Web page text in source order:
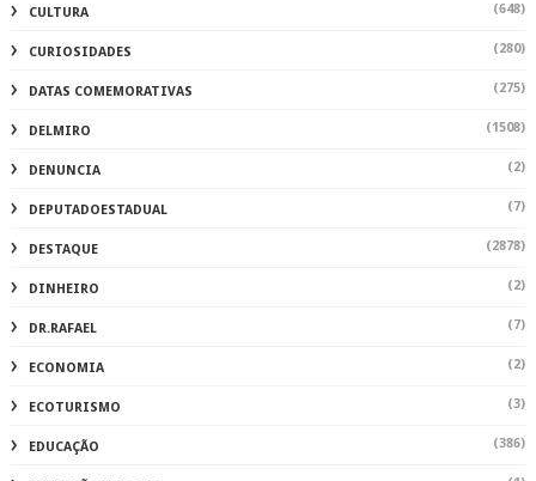
CULTURA (648)
CURIOSIDADES (280)
DATAS COMEMORATIVAS (275)
DELMIRO (1508)
DENUNCIA (2)
DEPUTADOESTADUAL (7)
DESTAQUE (2878)
DINHEIRO (2)
DR.RAFAEL (7)
ECONOMIA (2)
ECOTURISMO (3)
EDUCAÇÃO (386)